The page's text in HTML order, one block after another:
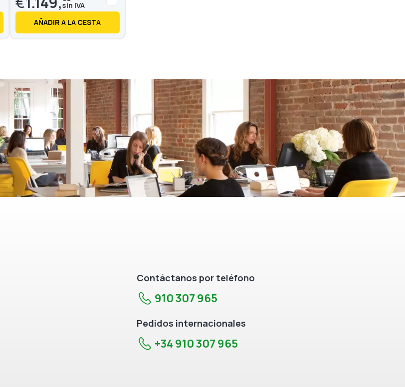
AÑADIR A LA CESTA
Contáctanos por teléfono
910 307 965
Pedidos internacionales
+34 910 307 965